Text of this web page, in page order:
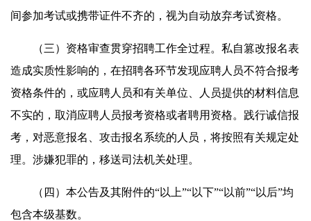
间参加考试或携带证件不齐的，视为自动放弃考试资格。
（三）资格审查贯穿招聘工作全过程。私自篡改报名表
造成实质性影响的，在招聘各环节发现应聘人员不符合报考
资格条件的，或应聘人员和有关单位、人员提供的材料信息
不实的，取消应聘人员报考资格或者聘用资格。践行诚信报
考，对恶意报名、攻击报名系统的人员，将按照有关规定处
理。涉嫌犯罪的，移送司法机关处理。
（四）本公告及其附件的“以上”“以下”“以前”“以后”均
包含本级基数。